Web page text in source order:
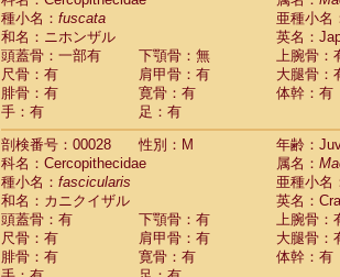
Cebidae
CebidaeCebus nigrivittatus
Cebidae Cebusspp.(0)
Cebidae Saimiri boliviensis
Cebidae Saimiri sciureus
Atelidae Alouatta caraya
AtelidaeAlouatta fusca
AtelidaeAlouatta seniculus
AtelidaeAlouatta
AtelidaeAteles belzebuth
Atelidae Ateles geoffroyi
Atelidae Ateles paniscus
Atelidae Atelesspp.
Atelidae Lagothrix lagothricha
種小名： fuscata
亜種小名
和名：ニホンザル
英名：
頭蓋骨：一部有
下顎骨：無
上腕骨：
尺骨：有
肩甲骨：有
大腿骨：
腓骨：有
寛骨：有
体幹：有
手：有
足：有
剖検番号：00028
性別：M
年齢：
科名：Cercopithecidae
属名：
種小名： fascicularis
亜種小名
和名：カニクイザル
英名：
頭蓋骨：有
下顎骨：有
上腕骨：
尺骨：有
肩甲骨：有
大腿骨：
腓骨：有
寛骨：有
体幹：有